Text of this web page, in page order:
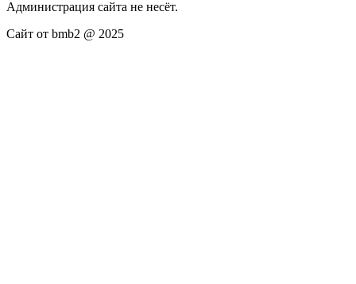
Администрация сайта не несёт.
Сайт от bmb2 @ 2025